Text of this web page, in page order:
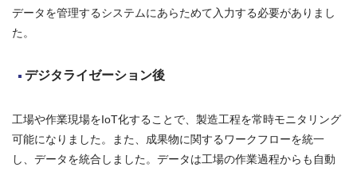
データを管理するシステムにあらためて入力する必要がありまし
た。
デジタライゼーション後
工場や作業現場をIoT化することで、製造工程を常時モニタリング
可能になりました。また、成果物に関するワークフローを統一
し、データを統合しました。データは工場の作業過程からも自動